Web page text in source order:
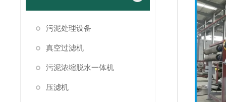
污泥处理设备
真空过滤机
污泥浓缩脱水一体机
压滤机